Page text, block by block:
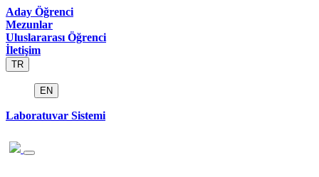
Aday Öğrenci
Mezunlar
Uluslararası Öğrenci
İletişim
TR
EN
Laboratuvar Sistemi